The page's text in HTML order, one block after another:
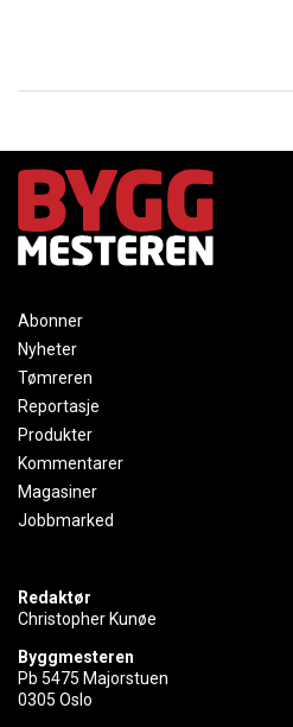
Abonner
Nyheter
Tømreren
Reportasje
Produkter
Kommentarer
Magasiner
Jobbmarked
Redaktør
Christopher Kunøe
Byggmesteren
Pb 5475 Majorstuen
0305 Oslo